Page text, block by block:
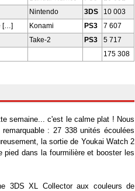
Nintendo 3DS
10 003
[…] Konami PS3
7 607
Take-2 PS3
5 717
175 308
semaine... c'est le calme plat ! Nous
: 27 338 unités écoulées
la sortie de Youkai Watch 2
pied dans la fourmilière et booster les
3DS XL Collector aux couleurs de